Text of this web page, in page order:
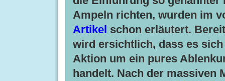
Ampeln richten, wurden im
Artikel schon erläutert.
wird ersichtlich, dass es
Aktion um ein pures
handelt. Nach der massiven